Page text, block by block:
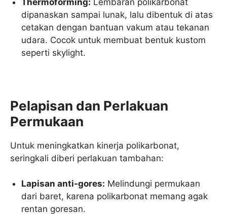
dipanaskan sampai lunak, lalu dibentuk di atas
cetakan dengan bantuan vakum atau tekanan
udara. Cocok untuk membuat bentuk kustom
seperti skylight.
Pelapisan dan Perlakuan
Permukaan
Untuk meningkatkan kinerja polikarbonat,
seringkali diberi perlakuan tambahan:
Lapisan anti-gores: Melindungi permukaan
dari baret, karena polikarbonat memang agak
rentan goresan.